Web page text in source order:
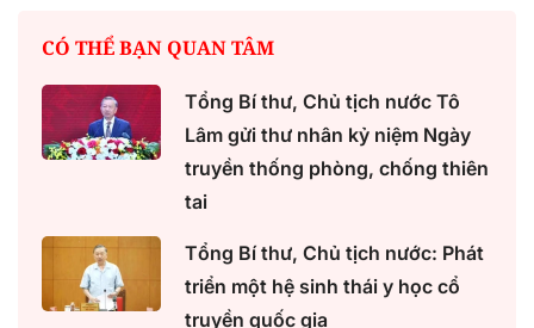
CÓ THỂ BẠN QUAN TÂM
Tổng Bí thư, Chủ tịch nước Tô
Lâm gửi thư nhân kỷ niệm Ngày
truyền thống phòng, chống thiên
tai
Tổng Bí thư, Chủ tịch nước: Phát
triển một hệ sinh thái y học cổ
truyền quốc gia